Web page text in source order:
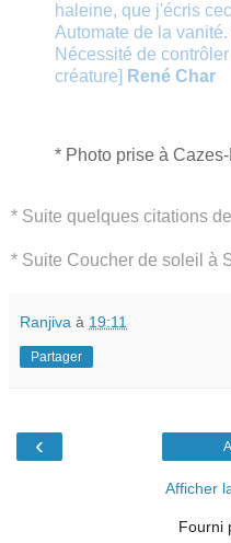
haleine, que j'écris
Automate de la
Nécessité de
créature] René Char
* Photo prise à
* Suite quelques citations
* Suite Coucher de soleil à
Ranjiva à 19:11
Partager
‹
Afficher
Fourni